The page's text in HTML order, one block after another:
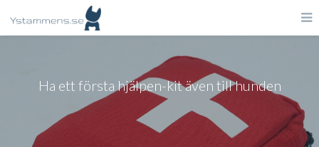
Ha ett första hjälpen-kit även till hunden